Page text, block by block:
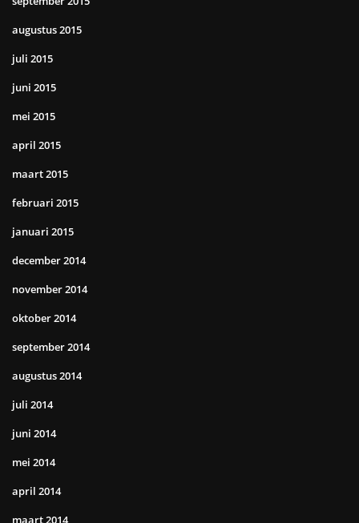
augustus 2015
juli 2015
juni 2015
mei 2015
april 2015
maart 2015
februari 2015
januari 2015
december 2014
november 2014
oktober 2014
september 2014
augustus 2014
juli 2014
juni 2014
mei 2014
april 2014
maart 2014